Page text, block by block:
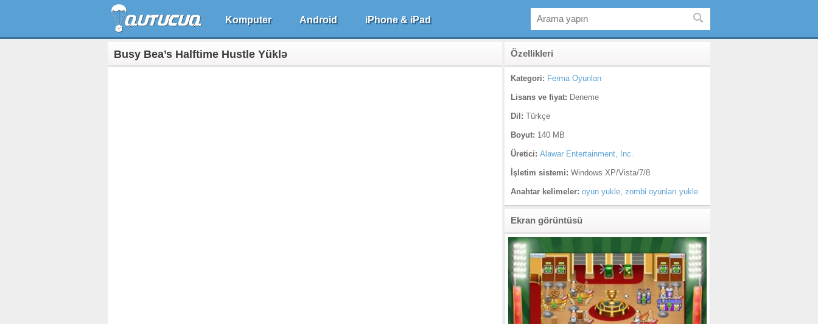
Komputer Android iPhone & iPad
Busy Bea’s Halftime Hustle Yüklə Özellikleri
Kategori: Ferma Oyunları
Lisans ve fiyat: Deneme
Dil: Türkçe
Boyut: 140 MB
Üretici: Alawar Entertainment, Inc.
İşletim sistemi: Windows XP/Vista/7/8
Anahtar kelimeler: oyun yukle, zombi oyunları yukle
Ekran görüntüsü